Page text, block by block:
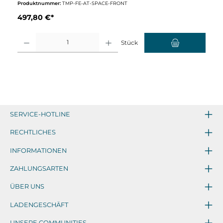
Produktnummer: TMP-FE-AT-SPACE-FRONT
497,80 €*
Stück
SERVICE-HOTLINE
RECHTLICHES
INFORMATIONEN
ZAHLUNGSARTEN
ÜBER UNS
LADENGESCHÄFT